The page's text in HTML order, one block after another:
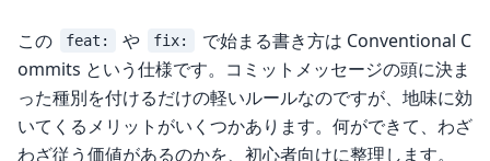
この feat: や fix:
で始まる書き方は Conventional C
ommits という仕様です。コミットメッセージの頭に決ま
った種別を付けるだけの軽いルールなのですが、地味に効
いてくるメリットがいくつかあります。何ができて、わざ
わざ従う価値があるのかを、初心者向けに整理します。